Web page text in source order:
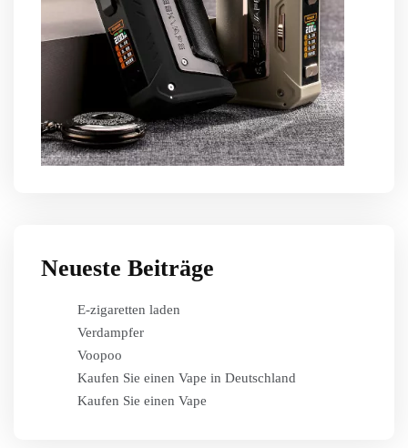
Neueste Beiträge
E-zigaretten laden
Verdampfer
Voopoo
Kaufen Sie einen Vape in Deutschland
Kaufen Sie einen Vape